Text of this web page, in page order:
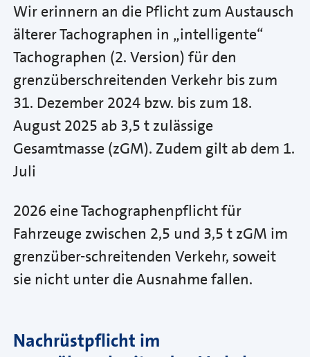
Wir erinnern an die Pflicht zum Austausch
älterer Tachographen in „intelligente“
Tachographen (2. Version) für den
grenzüberschreitenden Verkehr bis zum
31. Dezember 2024 bzw. bis zum 18.
August 2025 ab 3,5 t zulässige
Gesamtmasse (zGM). Zudem gilt ab dem 1.
Juli
2026 eine Tachographenpflicht für
Fahrzeuge zwischen 2,5 und 3,5 t zGM im
grenzüber-schreitenden Verkehr, soweit
sie nicht unter die Ausnahme fallen.
Nachrüstpflicht im